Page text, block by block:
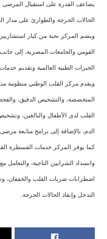
يضاعف القدرة على استقبال المرضى
الحالات الحرجة والطوارئ على مدار
ويضم المركز نخبة من كبار
القومي والجامعات المصرية، إلى
الخبرات الطبية العالمية وتقديم
ويقدم مركز القلب الوطني منظومة
المتخصصة، والتشخيص الدقيق،
القلب لدى الأطفال والبالغين،
الدم، بالإضافة إلى برامج متابعة
كما يوفر المركز خدمات القسطرة
اضطرابات ضربات القلب والخفقان،
التدخل وإنقاذ الحالات الحرجة.